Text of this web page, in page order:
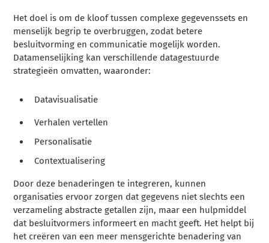
Het doel is om de kloof tussen complexe gegevenssets en
menselijk begrip te overbruggen, zodat betere
besluitvorming en communicatie mogelijk worden.
Datamenselijking kan verschillende datagestuurde
strategieën omvatten, waaronder:
Datavisualisatie
Verhalen vertellen
Personalisatie
Contextualisering
Door deze benaderingen te integreren, kunnen
organisaties ervoor zorgen dat gegevens niet slechts een
verzameling abstracte getallen zijn, maar een hulpmiddel
dat besluitvormers informeert en macht geeft. Het helpt bij
het creëren van een meer mensgerichte benadering van